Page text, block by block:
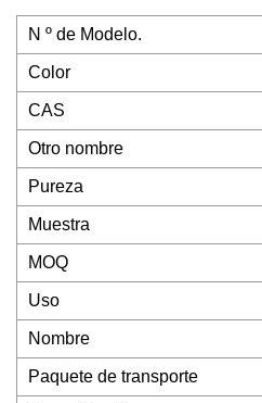
N º de Modelo.
Color
CAS
Otro nombre
Pureza
Muestra
MOQ
Uso
Nombre
Paquete de transporte